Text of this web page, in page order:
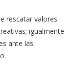
rescatar valores
igualmente
ante las